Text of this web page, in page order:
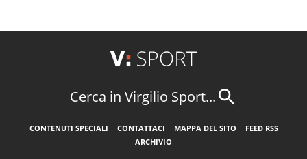
Cerca in Virgilio Sport...
CONTENUTI SPECIALI CONTATTACI MAPPA DEL SITO
FEED RSS
ARCHIVIO